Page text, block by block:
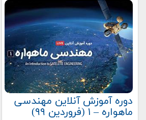
دوره آموزش آنلاین مهندسی
ماهواره – ۱ (فروردین ۹۹)